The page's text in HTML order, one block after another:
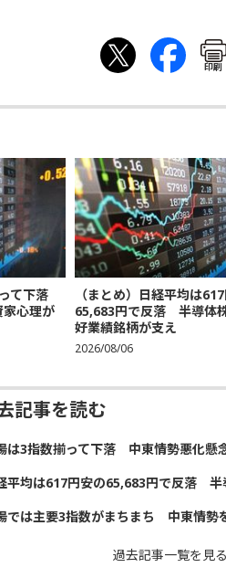
印刷
て下落
心理が
（まとめ）日経平均は
65,683円で反落 半導体
好業績銘柄が支え
2026/08/06
記事を読む
は3指数揃って下落 中東情勢悪化懸
平均は617円安の65,683円で反落
では主要3指数がまちまち 中東情勢
過去記事一覧を見る